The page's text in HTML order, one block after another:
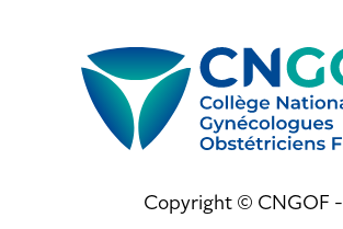
Copyright © CNGOF -